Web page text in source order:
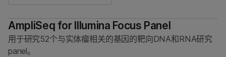
AmpliSeq for Illumina Focus Panel
用于研究52个与实体瘤相关的基因的靶向DNA和RNA研究
panel。